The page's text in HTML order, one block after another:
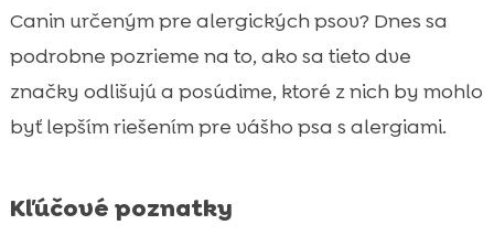
Porovnanie zložení: Juliet vs Royal Canin
Hypoallergenic
 Pre alergických psov: Juliet vs Royal Canin
Hypoallergenic
 Alternatívy k hypoalergénnym krmivám
Canin určeným pre alergických psov? Dnes sa
podrobne pozrieme na to, ako sa tieto dve
značky odlišujú a posúdime, ktoré z nich by mohlo
byť lepším riešením pre vášho psa s alergiami.
Kľúčové poznatky